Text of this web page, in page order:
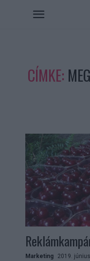
CÍMKE:
Marketing 2019.